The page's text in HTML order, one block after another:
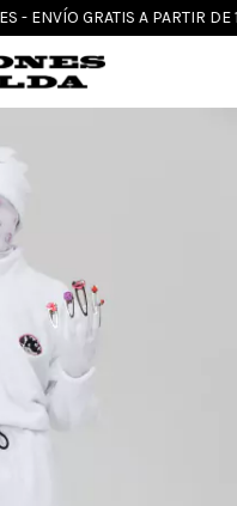
- ENVÍO GRATIS A PARTIR DE